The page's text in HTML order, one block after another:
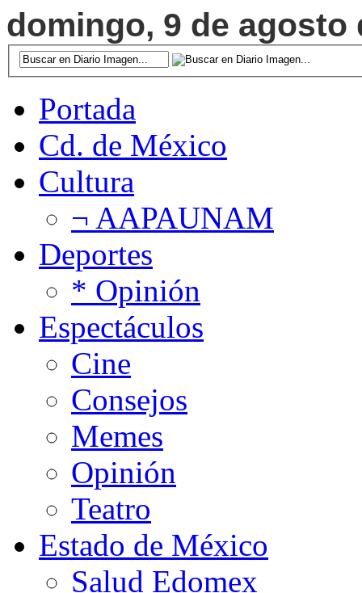
domingo, 9 de agosto
Portada
Cd. de México
Cultura
¬ AAPAUNAM
Deportes
* Opinión
Espectáculos
Cine
Consejos
Memes
Opinión
Teatro
Estado de México
Salud Edomex